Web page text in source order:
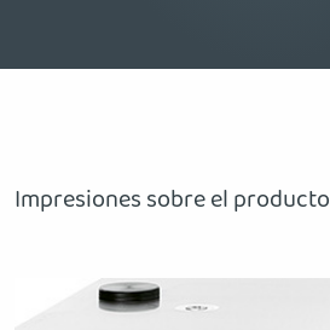
Impresiones sobre el producto